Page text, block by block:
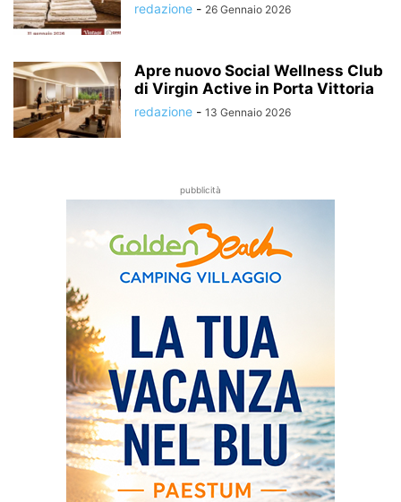
redazione - 26 Gennaio 2026
Apre nuovo Social Wellness Club
di Virgin Active in Porta Vittoria
redazione - 13 Gennaio 2026
pubblicità